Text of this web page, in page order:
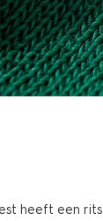
heeft een rits